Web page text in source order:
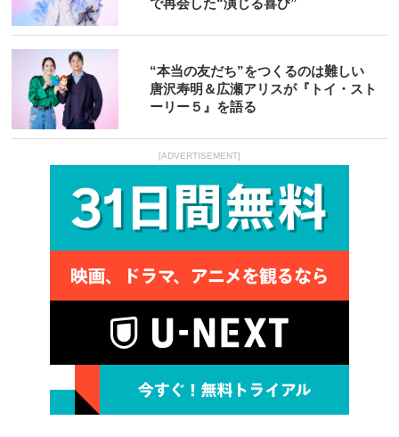
で再会した“演じる喜び”
“本当の友だち”をつくるのは難しい
唐沢寿明＆広瀬アリスが『トイ・スト
ーリー５』を語る
[ADVERTISEMENT]